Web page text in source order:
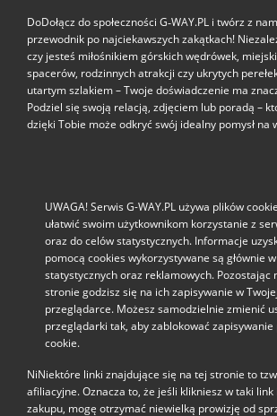
DoDołącz do społeczności G‑WAY.PL i twórz z
przewodnik po najciekawszych zakątkach!
czy jesteś miłośnikiem górskich wędrówek,
spacerów, rodzinnych atrakcji czy ukrytych
utartym szlakiem – Twoje doświadczenie ma
Podziel się swoją relacją, zdjęciem lub poradą –
dzięki Tobie może odkryć swój idealny pomysł na
UWAGA! Serwis G-WAY.PL używa plików
ułatwić swoim użytkownikom korzystanie z
oraz do celów statystycznych. Informacje
pomocą cookies wykorzystywane są głównie
statystycznych oraz reklamowych. Pozostając
stronie godzisz się na ich zapisywanie w Twojej
przeglądarce. Możesz samodzielnie zmienić
przeglądarki tak, aby zablokować zapisywanie
cookie.
NiNiektóre linki znajdujące się na tej stronie to
afiliacyjne. Oznacza to, że jeśli klikniesz w taki link
zakupu, mogę otrzymać niewielką prowizję od